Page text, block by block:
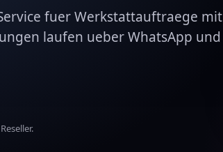
fuer Werkstattauftraege mit
laufen ueber WhatsApp und